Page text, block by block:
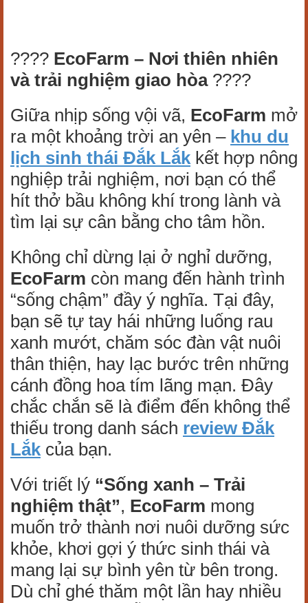
???? EcoFarm – Nơi thiên nhiên
và trải nghiệm giao hòa????
Giữa nhịp sống vội vã, EcoFarm mở
ra một khoảng trời an yên – khu du
lịch sinh thái Đắk Lắkkết hợp nông
nghiệp trải nghiệm, nơi bạn có thể
hít thở bầu không khí trong lành và
tìm lại sự cân bằng cho tâm hồn.
Không chỉ dừng lại ở nghỉ dưỡng,
EcoFarm còn mang đến hành trình
“sống chậm” đầy ý nghĩa. Tại đây,
bạn sẽ tự tay hái những luống rau
xanh mướt, chăm sóc đàn vật nuôi
thân thiện, hay lạc bước trên những
cánh đồng hoa tím lãng mạn. Đây
chắc chắn sẽ là điểm đến không thể
thiếu trong danh sách review Đắk
Lắkcủa bạn.
Với triết lý “Sống xanh – Trải
nghiệm thật”, EcoFarm mong
muốn trở thành nơi nuôi dưỡng sức
khỏe, khơi gợi ý thức sinh thái và
mang lại sự bình yên từ bên trong.
Dù chỉ ghé thăm một lần hay nhiều